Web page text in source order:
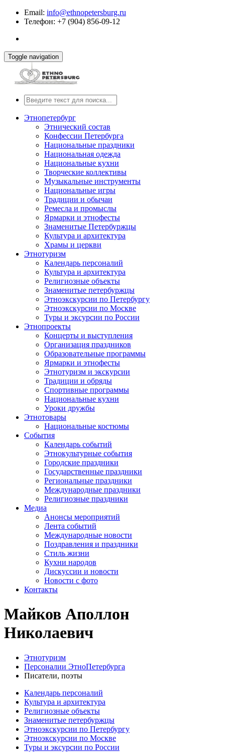
Email: info@ethnopetersburg.ru
Телефон: +7 (904) 856-09-12
Toggle navigation
Этнопетербург
Этнический состав
Конфессии Петербурга
Национальные праздники
Национальная одежда
Национальные кухни
Творческие коллективы
Музыкальные инструменты
Национальные игры
Традиции и обычаи
Ремесла и промыслы
Ярмарки и этнофесты
Знаменитые Петербуржцы
Культура и архитектура
Храмы и церкви
Этнотуризм
Календарь персоналий
Культура и архитектура
Религиозные объекты
Знаменитые петербуржцы
Этноэкскурсии по Петербургу
Этноэкскурсии по Москве
Туры и эксурсии по России
Этнопроекты
Концерты и выступления
Организация праздников
Образовательные программы
Ярмарки и этнофесты
Этнотуризм и экскурсии
Традиции и обряды
Спортивные программы
Национальные кухни
Уроки дружбы
Этнотовары
Национальные костюмы
События
Календарь событий
Этнокультурные события
Городские праздники
Государственные праздники
Региональные праздники
Международные праздники
Религиозные праздники
Медиа
Анонсы мероприятий
Лента событий
Международные новости
Поздравления и праздники
Cтиль жизни
Кухни народов
Дискуссии и новости
Новости с фото
Контакты
Майков Аполлон
Николаевич
Этнотуризм
Персоналии ЭтноПетербурга
Писатели, поэты
Календарь персоналий
Культура и архитектура
Религиозные объекты
Знаменитые петербуржцы
Этноэкскурсии по Петербургу
Этноэкскурсии по Москве
Туры и эксурсии по России